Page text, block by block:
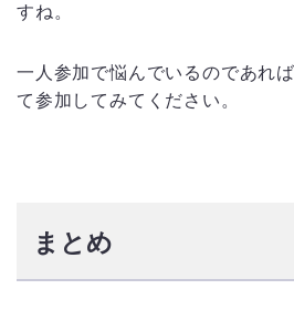
すね。
一人参加で悩んでいるのであれ
て参加してみてください。
まとめ